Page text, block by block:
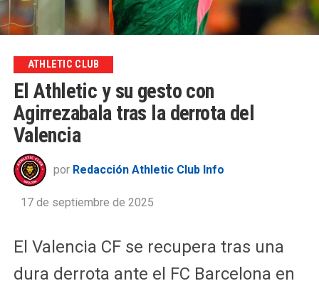
ATHLETIC CLUB
El Athletic y su gesto con
Agirrezabala tras la derrota del
Valencia
por Redacción Athletic Club Info
17 de septiembre de 2025
El Valencia CF se recupera tras una
dura derrota ante el FC Barcelona en